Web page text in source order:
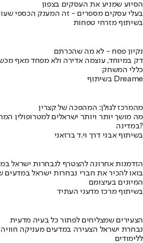
הסיוע שמניע את העסקים בצפון
בעלי עסקים מספרים - זה המענק הכספי
בשיתוף מזרחי טפחות
נקיון פסח - לא מה שהכרתם
דק במיוחד, עוצמה אדירה ולא מפחד מאף
כללי המשחק
בשיתוף Dreame
מהמרכז לגולן: המהפכה של קצרין
מה מושך יותר ויותר ישראלים למטרופולין
במדינה?
בשיתוף אבני דרך וי.ד ברזאני
הזדמנות אחרונה להצטרף לנבחרות ישראל
בואו להכיר את חברי נבחרות ישראל
המיונים בעיצומם
בשיתוף מרכז מדעני העתיד
הצעירים שמצליחים לפתור כל בעיה מדעית
נבחרת ישראל הצעירה במדעים מעניקה
ללימודים